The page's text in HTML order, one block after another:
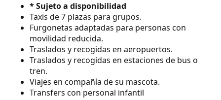
* Sujeto a disponibilidad
Taxis de 7 plazas para grupos.
Furgonetas adaptadas para personas con
movilidad reducida.
Traslados y recogidas en aeropuertos.
Traslados y recogidas en estaciones de bus o
tren.
Viajes en compañía de su mascota.
Transfers con personal infantil